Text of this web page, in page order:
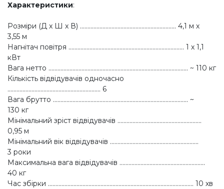
Характеристики:
Розміри (Д x Ш x В) ................................................................ 4,1 м х
3,55 м
Нагнітач повітря ............................................................................. 1 х 1,1
кВт
Вага нетто ............................................................................................. ~ 110 кг
Кількість відвідувачів одночасно
.............................................................. 6
Вага брутто .......................................................................................... ~
130 кг
Мінімальний зріст відвідувачів ........................................................
0,95 м
Мінімальний вік відвідувачів ...........................................................
3 роки
Максимальна вага відвідувачів .........................................................
40 кг
Час збірки ................................................................................................. 10 хв